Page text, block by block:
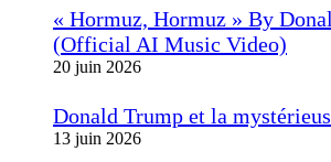
« Hormuz, Hormuz » By
(Official AI Music Video)
20 juin 2026
Donald Trump et la
13 juin 2026